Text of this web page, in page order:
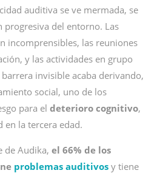
auditiva se ve mermada, se
progresiva del entorno. Las
incomprensibles, las reuniones
y las actividades en grupo
invisible acaba derivando,
social, uno de los
para el deterioro cognitivo,
en la tercera edad.
de Audika, el 66% de los
problemas auditivos y tiene